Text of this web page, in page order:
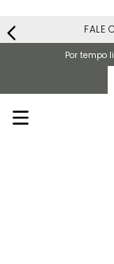
FALE
Por tempo